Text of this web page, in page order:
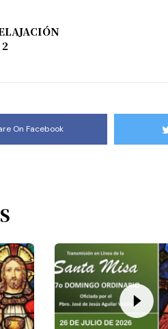
On Facebook